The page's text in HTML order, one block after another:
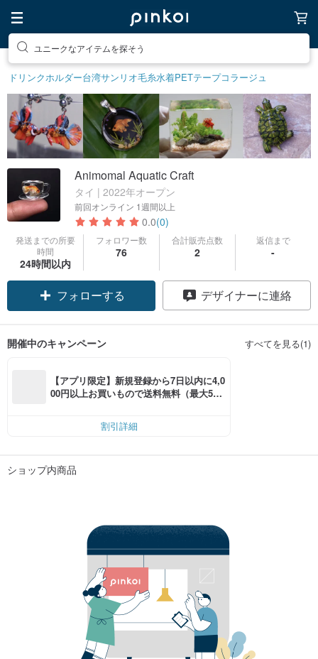
ユニークなアイテムを探そう
ドリンクホルダー台湾サンリオ毛糸水着PETテープコラージュ
Animomal Aquatic Craft
タイ | 2022年オープン
前回オンライン 1週間以上
0.0(0)
発送までの所要
時間
24時間以内
フォロワー数
76
合計販売点数
2
返信まで
-
フォローする デザイナーに連絡
開催中のキャンペーン すべてを見る(1)
【アプリ限定】新規登録から7日以内に4,0
00円以上お買いもので送料無料（最大500
割引詳細
ショップ内商品